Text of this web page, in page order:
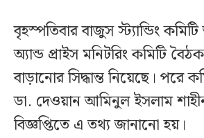
বৃহস্পতিবার বাজুস স্ট্যান্ডিং
অ্যান্ড প্রাইস মনিটরিং কমিটি
বাড়ানোর সিদ্ধান্ত নিয়েছে। পরে
ডা. দেওয়ান আমিনুল ইসলাম
বিজ্ঞপ্তিতে এ তথ্য জানানো হয়।